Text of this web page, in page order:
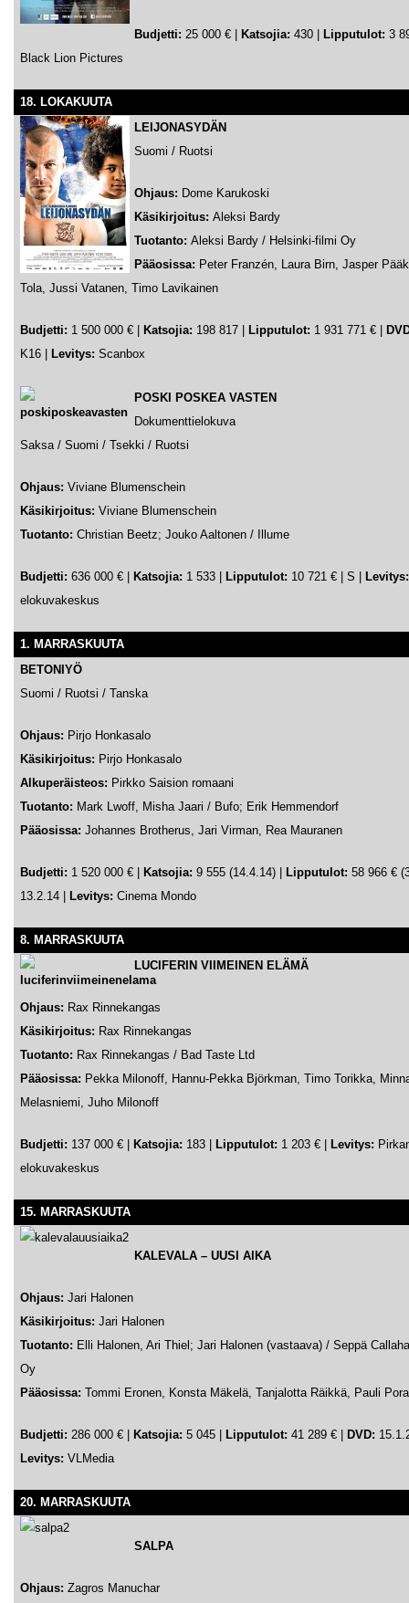
Budjetti: 25 000 € | Katsojia: 430 | Lipputulot: 3
Black Lion Pictures
18. LOKAKUUTA
LEIJONASYDÄN
Suomi / Ruotsi
Ohjaus: Dome Karukoski
Käsikirjoitus: Aleksi Bardy
Tuotanto: Aleksi Bardy / Helsinki-filmi Oy
Pääosissa: Peter Franzén, Laura Birn, Jasper
Tola, Jussi Vatanen, Timo Lavikainen
Budjetti: 1 500 000 € | Katsojia: 198 817 | Lipputulot: 1 931 771 € |
K16 |
Levitys: Scanbox
POSKI POSKEA VASTEN
Dokumenttielokuva
Saksa / Suomi / Tsekki / Ruotsi
Ohjaus: Viviane Blumenschein
Käsikirjoitus: Viviane Blumenschein
Tuotanto: Christian Beetz; Jouko Aaltonen / Illume
Budjetti: 636 000 € | Katsojia: 1 533 | Lipputulot: 10 721 € | S |
elokuvakeskus
1. MARRASKUUTA
BETONIYÖ
Suomi / Ruotsi / Tanska
Ohjaus: Pirjo Honkasalo
Käsikirjoitus: Pirjo Honkasalo
Alkuperäisteos: Pirkko Saision romaani
Tuotanto: Mark Lwoff, Misha Jaari / Bufo; Erik Hemmendorf
Pääosissa: Johannes Brotherus, Jari Virman, Rea Mauranen
Budjetti: 1 520 000 € | Katsojia: 9 555 (14.4.14) | Lipputulot: 58 966 €
13.2.14 |
Levitys: Cinema Mondo
8. MARRASKUUTA
LUCIFERIN VIIMEINEN ELÄMÄ
Ohjaus: Rax Rinnekangas
Käsikirjoitus: Rax Rinnekangas
Tuotanto: Rax Rinnekangas / Bad Taste Ltd
Pääosissa: Pekka Milonoff, Hannu-Pekka Björkman, Timo Torikka,
Melasniemi, Juho Milonoff
Budjetti: 137 000 € | Katsojia: 183 | Lipputulot: 1 203 € | Levitys:
elokuvakeskus
15. MARRASKUUTA
KALEVALA – UUSI AIKA
Ohjaus: Jari Halonen
Käsikirjoitus: Jari Halonen
Tuotanto: Elli Halonen, Ari Thiel; Jari Halonen (vastaava) / Seppä
Oy
Pääosissa: Tommi Eronen, Konsta Mäkelä, Tanjalotta Räikkä, Pauli
Budjetti: 286 000 € | Katsojia: 5 045 | Lipputulot: 41 289 € | DVD:
Levitys: VLMedia
20. MARRASKUUTA
SALPA
Ohjaus: Zagros Manuchar